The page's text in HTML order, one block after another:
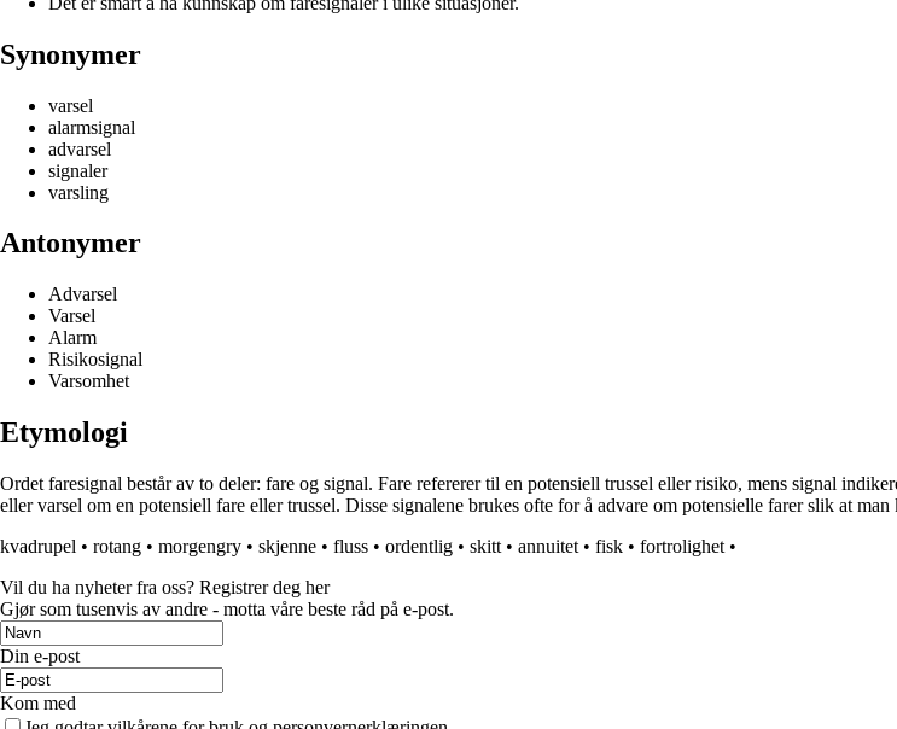
Synonymer
varsel
alarmsignal
advarsel
signaler
varsling
Antonymer
Advarsel
Varsel
Alarm
Risikosignal
Varsomhet
Etymologi
Ordet faresignal består av to deler: fare og signal. Fare refererer til en potensiell trussel eller risiko, mens signal
eller varsel om en potensiell fare eller trussel. Disse signalene brukes ofte for å advare om potensielle farer slik at
kvadrupel • rotang • morgengry • skjenne • fluss • ordentlig • skitt • annuitet • fisk • fortrolighet •
Vil du ha nyheter fra oss? Registrer deg her
Gjør som tusenvis av andre - motta våre beste råd på e-post.
Din e-post
Kom med